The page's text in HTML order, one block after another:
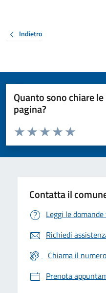
Indietro
Quanto sono chiare
pagina?
Valuta da 1 a 5 stelle la pagina
Valuta 5
Valuta 4 stelle
Valuta 3 stelle su 5
Valuta 2 stelle su 5
Valuta 1 stelle su 5
Contatta il
Leggi le
Richiedi
Chiama il
Prenota